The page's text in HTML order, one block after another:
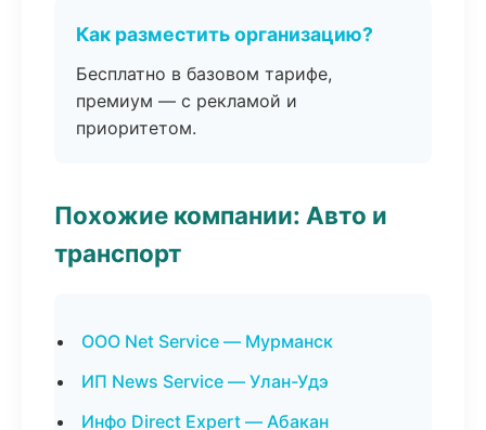
Как разместить организацию?
Бесплатно в базовом тарифе,
премиум — с рекламой и
приоритетом.
Похожие компании: Авто и
транспорт
ООО Net Service — Мурманск
ИП News Service — Улан-Удэ
Инфо Direct Expert — Абакан